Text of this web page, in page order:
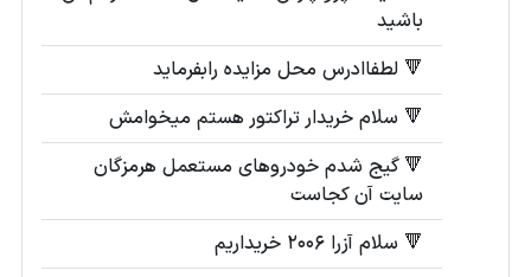
باشید
🔻 لطفاادرس محل مزایده رابفرماید
🔻 سلام خریدار تراکتور ھستم میخوامش
🔻 گیج شدم خودروهای مستعمل هرمزگان
سایت آن کجاست
🔻 سلام آزرا ۲۰۰۶ خریداریم